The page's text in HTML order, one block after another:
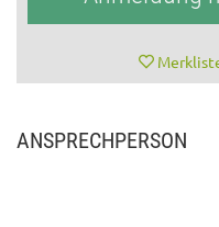
ANSPRECHPERSON